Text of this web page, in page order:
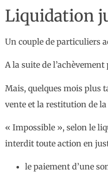
Liquidation
Un couple de particuliers
A la suite de
Mais, quelques mois plus
vente et la restitution de la
« Impossible », selon le
interdit toute action en
le paiement d’une